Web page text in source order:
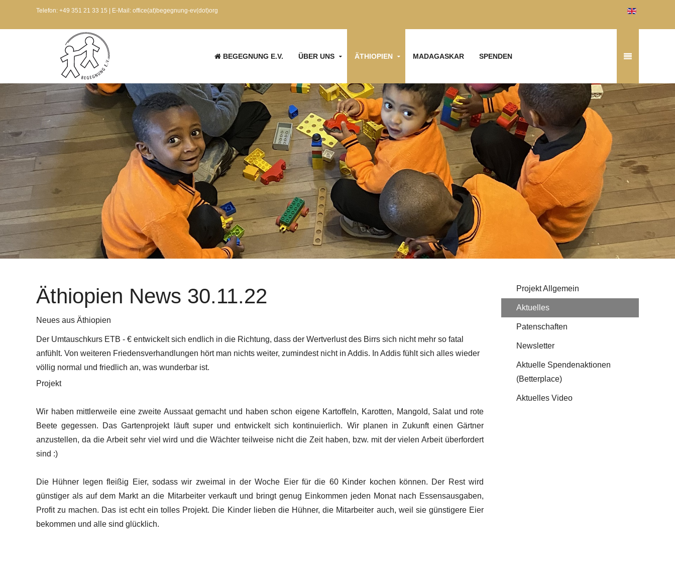
Telefon: +49 351 21 33 15 | E-Mail: office(at)begegnung-ev(dot)org
BEGEGNUNG E.V. ÜBER UNS ÄTHIOPIEN MADAGASKAR SPENDEN
Äthiopien News 30.11.22
Neues aus Äthiopien
Der Umtauschkurs ETB - € entwickelt sich endlich in die Richtung, dass der Wertverlust des Birrs sich nicht mehr so fatal
anfühlt. Von weiteren Friedensverhandlungen hört man nichts weiter, zumindest nicht in Addis. In Addis fühlt sich alles wieder
völlig normal und friedlich an, was wunderbar ist.
Projekt
Wir haben mittlerweile eine zweite Aussaat gemacht und haben schon eigene Kartoffeln, Karotten, Mangold, Salat und rote
Beete gegessen. Das Gartenprojekt läuft super und entwickelt sich kontinuierlich. Wir planen in Zukunft einen Gärtner
anzustellen, da die Arbeit sehr viel wird und die Wächter teilweise nicht die Zeit haben, bzw. mit der vielen Arbeit überfordert
sind :)
Die Hühner legen fleißig Eier, sodass wir zweimal in der Woche Eier für die 60 Kinder kochen können. Der Rest wird
günstiger als auf dem Markt an die Mitarbeiter verkauft und bringt genug Einkommen jeden Monat nach Essensausgaben,
Profit zu machen. Das ist echt ein tolles Projekt. Die Kinder lieben die Hühner, die Mitarbeiter auch, weil sie günstigere Eier
bekommen und alle sind glücklich.
Projekt Allgemein
Aktuelles
Patenschaften
Newsletter
Aktuelle Spendenaktionen
(Betterplace)
Aktuelles Video